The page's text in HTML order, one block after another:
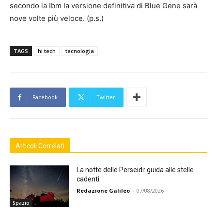
secondo la Ibm la versione definitiva di Blue Gene sarà
nove volte più veloce. (p.s.)
TAGS hi tech tecnologia
Facebook Twitter
Articoli Correlati
Spazio
La notte delle Perseidi: guida alle stelle
cadenti
Redazione Galileo - 07/08/2026